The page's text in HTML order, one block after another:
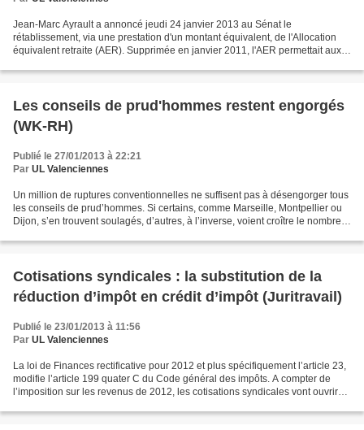
Jean-Marc Ayrault a annoncé jeudi 24 janvier 2013 au Sénat le
rétablissement, via une prestation d'un montant équivalent, de l'Allocation
équivalent retraite (AER). Supprimée en janvier 2011, l'AER permettait aux
Les conseils de prud'hommes restent engorgés
(WK-RH)
Publié le 27/01/2013 à 22:21
Par UL Valenciennes
Un million de ruptures conventionnelles ne suffisent pas à désengorger tous
les conseils de prud’hommes. Si certains, comme Marseille, Montpellier ou
Dijon, s’en trouvent soulagés, d’autres, à l’inverse, voient croître le nombre
Cotisations syndicales : la substitution de la
réduction d’impôt en crédit d’impôt (Juritravail)
Publié le 23/01/2013 à 11:56
Par UL Valenciennes
La loi de Finances rectificative pour 2012 et plus spécifiquement l’article 23,
modifie l’article 199 quater C du Code général des impôts. A compter de
l’imposition sur les revenus de 2012, les cotisations syndicales vont ouvrir